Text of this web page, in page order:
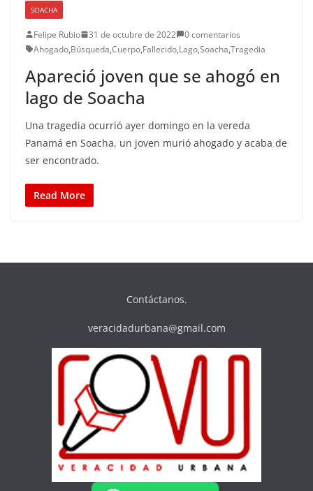
SOACHA
Felipe Rubio 31 de octubre de 2022
0 comentarios
Ahogado,Búsqueda,Cuerpo,Fallecido,Lago,Soacha,Tragedia
Apareció joven que se ahogó en
lago de Soacha
Una tragedia ocurrió ayer domingo en la vereda
Panamá en Soacha, un joven murió ahogado y acaba de
ser encontrado.
Read More
Contáctanos.
veracidadurbana@gmail.com